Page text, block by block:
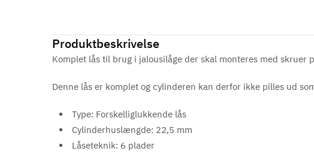
Produktbeskrivelse
Komplet lås til brug i jalousilåge der skal monteres med
Denne lås er komplet og cylinderen kan derfor ikke pilles ud
Type: Forskelliglukkende lås
Cylinderhuslængde: 22,5 mm
Låseteknik: 6 plader